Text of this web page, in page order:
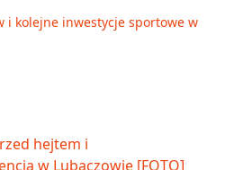
i kolejne inwestycje sportowe w